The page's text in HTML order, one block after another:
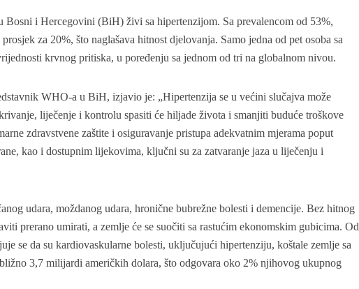
Bosni i Hercegovini (BiH) živi sa hipertenzijom. Sa prevalencom od 53%,
za 20%, što naglašava hitnost djelovanja. Samo jedna od pet osoba sa
krvnog pritiska, u poređenju sa jednom od tri na globalnom nivou.
WHO-a u BiH, izjavio je: „Hipertenzija se u većini slučajva može
liječenje i kontrolu spasiti će hiljade života i smanjiti buduće troškove
zdravstvene zaštite i osiguravanje pristupa adekvatnim mjerama poput
kao i dostupnim lijekovima, ključni su za zatvaranje jaza u liječenju i
udara, moždanog udara, hronične bubrežne bolesti i demencije. Bez hitnog
prerano umirati, a zemlje će se suočiti sa rastućim ekonomskim gubicima. Od
se da su kardiovaskularne bolesti, uključujući hipertenziju, koštale zemlje sa
3,7 milijardi američkih dolara, što odgovara oko 2% njihovog ukupnog